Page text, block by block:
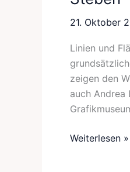
21. Oktober
Linien und
zeigen den
auch Andrea
Weiterlesen »